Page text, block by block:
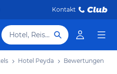
Kontakt
Hotel, Reiseziel
Hotel Peyda Bewertungen